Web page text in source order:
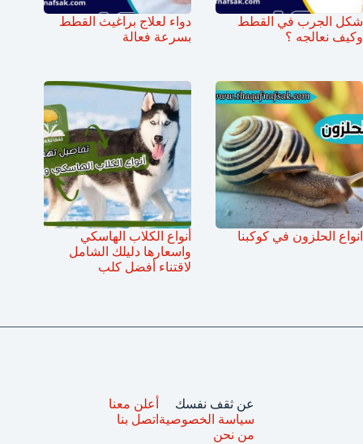
شكل الجرب في القطط
وكيف نعالجه ؟
دواء لعلاج براغيث القطط
بسرعة فعالة
انواع الحلزون في كوكبنا
أنواع الكلاب الهاسكي
واسعارها دليلك الشامل
لاقتناء أفضل كلب
عن ثقف نفسك
سياسة الخصوصية
من نحن
أعلن معنا
اتصل بنا